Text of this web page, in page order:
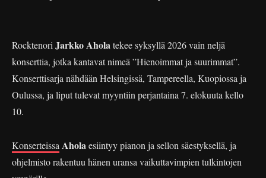
Rocktenori Jarkko Aholatekee syksyllä 2026 vain neljä
konserttia, jotka kantavat nimeä ”Hienoimmat ja suurimmat”.
Konserttisarja nähdään Helsingissä, Tampereella, Kuopiossa ja
Oulussa, ja liput tulevat myyntiin perjantaina 7. elokuuta kello
10.
Konserteissa Aholaesiintyy pianon ja sellon säestyksellä, ja
ohjelmisto rakentuu hänen uransa vaikuttavimpien tulkintojen